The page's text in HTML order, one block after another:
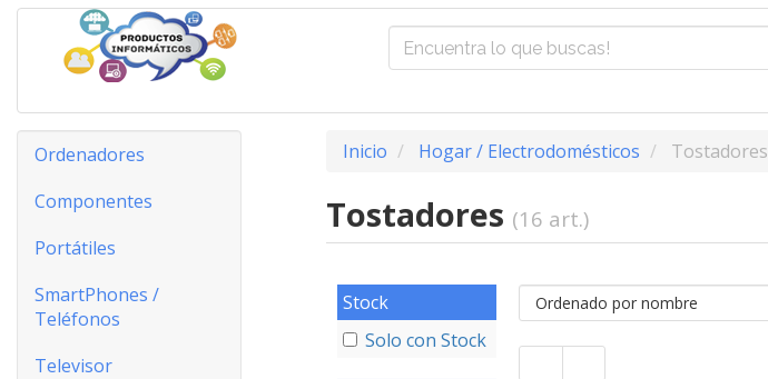
Ordenadores
Componentes
Portátiles
SmartPhones /
Teléfonos
Televisor
Inicio Hogar / Electrodomésticos Tostadores
Tostadores (16 art.)
Stock
Solo con Stock